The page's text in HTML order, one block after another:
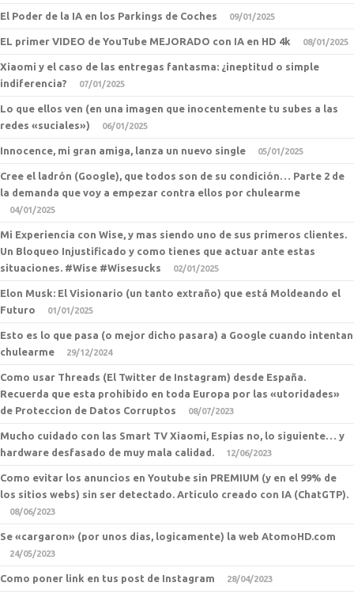
El Poder de la IA en los Parkings de Coches 09/01/2025
EL primer VIDEO de YouTube MEJORADO con IA en HD 4k 08/01/2025
Xiaomi y el caso de las entregas fantasma: ¿ineptitud o simple
indiferencia?
07/01/2025
Lo que ellos ven (en una imagen que inocentemente tu subes a las
redes «suciales»)
06/01/2025
Innocence, mi gran amiga, lanza un nuevo single 05/01/2025
Cree el ladrón (Google), que todos son de su condición… Parte 2 de
la demanda que voy a empezar contra ellos por chulearme
04/01/2025
Mi Experiencia con Wise, y mas siendo uno de sus primeros clientes.
Un Bloqueo Injustificado y como tienes que actuar ante estas
situaciones. #Wise #Wisesucks
02/01/2025
Elon Musk: El Visionario (un tanto extraño) que está Moldeando el
Futuro
01/01/2025
Esto es lo que pasa (o mejor dicho pasara) a Google cuando intentan
chulearme
29/12/2024
Como usar Threads (El Twitter de Instagram) desde España.
Recuerda que esta prohibido en toda Europa por las «utoridades»
de Proteccion de Datos Corruptos
08/07/2023
Mucho cuidado con las Smart TV Xiaomi, Espias no, lo siguiente… y
hardware desfasado de muy mala calidad.
12/06/2023
Como evitar los anuncios en Youtube sin PREMIUM (y en el 99% de
los sitios webs) sin ser detectado. Articulo creado con IA (ChatGTP).
08/06/2023
Se «cargaron» (por unos dias, logicamente) la web AtomoHD.com
24/05/2023
Como poner link en tus post de Instagram 28/04/2023